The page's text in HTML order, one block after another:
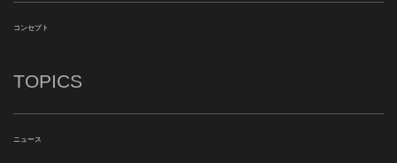
コンセプト
TOPICS
ニュース